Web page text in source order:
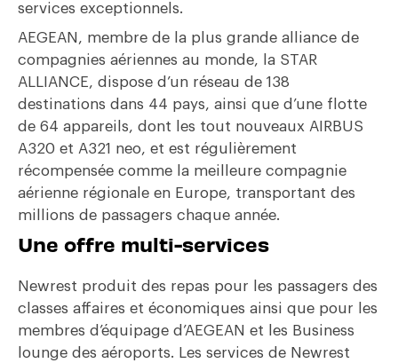
services exceptionnels.
AEGEAN, membre de la plus grande alliance de
compagnies aériennes au monde, la STAR
ALLIANCE, dispose d’un réseau de 138
destinations dans 44 pays, ainsi que d’une flotte
de 64 appareils, dont les tout nouveaux AIRBUS
A320 et A321 neo, et est régulièrement
récompensée comme la meilleure compagnie
aérienne régionale en Europe, transportant des
millions de passagers chaque année.
Une offre multi-services
Newrest produit des repas pour les passagers des
classes affaires et économiques ainsi que pour les
membres d’équipage d’AEGEAN et les Business
lounge des aéroports. Les services de Newrest